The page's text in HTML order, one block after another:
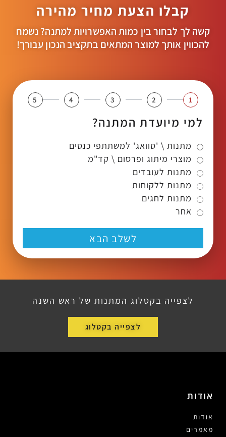
קבלו הצעת מחיר מהירה
קשה לך לבחור בין כמות האפשרויות למתנה? נשמח
להכווין אותך למוצר המתאים בתקציב הנכון עבורך!
1
2
3
4
5
למי מיועדת המתנה?
מתנות \ 'סוואג' למשתתפי כנסים
מוצרי מיתוג ופרסום \ קד"מ
מתנות לעובדים
מתנות ללקוחות
מתנות לחגים
אחר
לשלב הבא
לצפייה בקטלוג המתנות של ראש השנה
לצפייה בקטלוג
אודות
אודות
מאמרים